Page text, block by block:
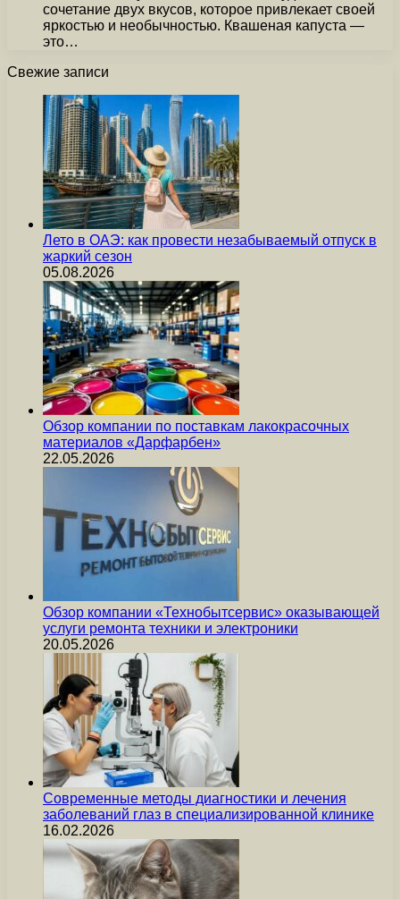
сочетание двух вкусов, которое привлекает своей
яркостью и необычностью. Квашеная капуста —
это…
Свежие записи
Лето в ОАЭ: как провести незабываемый отпуск в
жаркий сезон
05.08.2026
Обзор компании по поставкам лакокрасочных
материалов «Дарфарбен»
22.05.2026
Обзор компании «Технобытсервис» оказывающей
услуги ремонта техники и электроники
20.05.2026
Современные методы диагностики и лечения
заболеваний глаз в специализированной клинике
16.02.2026